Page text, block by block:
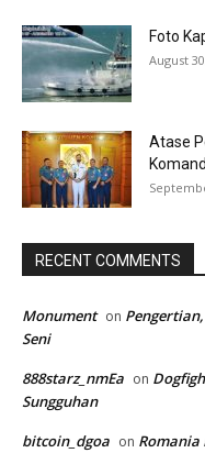
Foto
August
Atase
RECENT COMMENTS
Monument on
Seni
888starz_nmEa on
Sungguhan
bitcoin_dgoa on Romania